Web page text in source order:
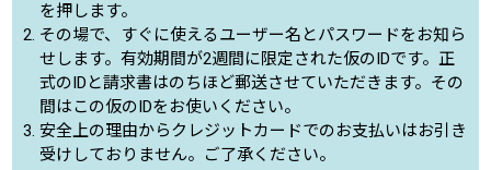
を押します。
その場で、すぐに使えるユーザー名とパスワードをお知ら
せします。有効期間が2週間に限定された仮のIDです。正
式のIDと請求書はのちほど郵送させていただきます。その
間はこの仮のIDをお使いください。
安全上の理由からクレジットカードでのお支払いはお引き
受けしておりません。ご了承ください。